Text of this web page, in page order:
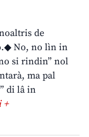
de
No, no lìn in
si rindin” nol
ma pal
di lâ in
+